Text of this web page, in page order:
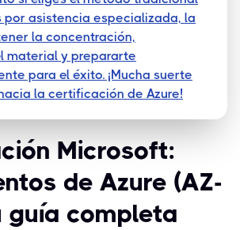
por asistencia especializada, la
la concentración,
material y prepararte
para el éxito. ¡Mucha suerte
la certificación de Azure!
Microsoft:
de Azure (AZ-
guía completa